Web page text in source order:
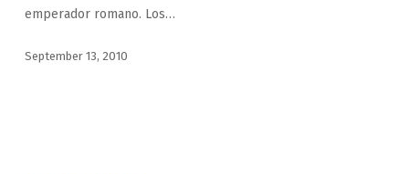
emperador romano. Los…
September 13, 2010